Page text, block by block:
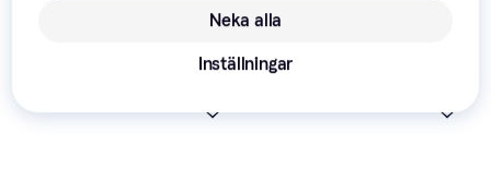
Neka alla
Inställningar